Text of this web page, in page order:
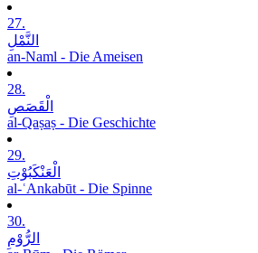
27.
النَّمْلِ
an-Naml - Die Ameisen
28.
الْقَصَصِ
al-Qaṣaṣ - Die Geschichte
29.
الْعَنْکَبُوْتِ
al-ʿAnkabūt - Die Spinne
30.
الرُّوْمِ